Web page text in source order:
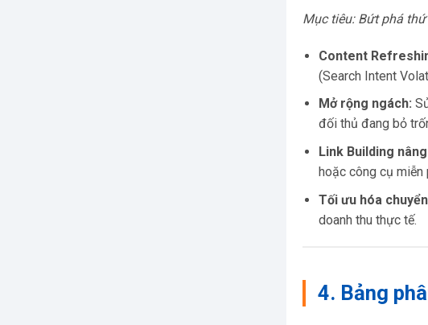
Mục tiêu: Bứt phá
Content
(Search Intent
Mở rộng ngách:
đối thủ đang bỏ
Link Building
hoặc công cụ miễn
Tối ưu hóa
doanh thu thực tế.
4. Bảng